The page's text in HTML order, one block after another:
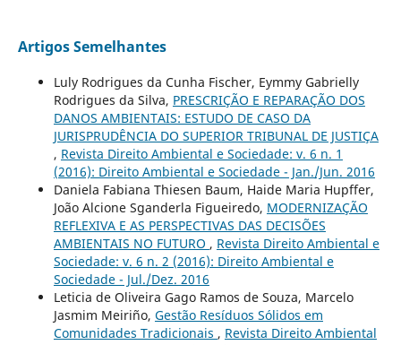
Artigos Semelhantes
Luly Rodrigues da Cunha Fischer, Eymmy Gabrielly
Rodrigues da Silva, PRESCRIÇÃO E REPARAÇÃO DOS
DANOS AMBIENTAIS: ESTUDO DE CASO DA
JURISPRUDÊNCIA DO SUPERIOR TRIBUNAL DE JUSTIÇA
, Revista Direito Ambiental e Sociedade: v. 6 n. 1
(2016): Direito Ambiental e Sociedade - Jan./Jun. 2016
Daniela Fabiana Thiesen Baum, Haide Maria Hupffer,
João Alcione Sganderla Figueiredo, MODERNIZAÇÃO
REFLEXIVA E AS PERSPECTIVAS DAS DECISÕES
AMBIENTAIS NO FUTURO , Revista Direito Ambiental e
Sociedade: v. 6 n. 2 (2016): Direito Ambiental e
Sociedade - Jul./Dez. 2016
Leticia de Oliveira Gago Ramos de Souza, Marcelo
Jasmim Meiriño, Gestão Resíduos Sólidos em
Comunidades Tradicionais , Revista Direito Ambiental